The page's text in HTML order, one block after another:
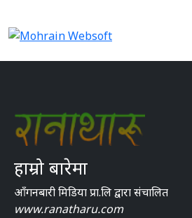
हाम्रो बारेमा
आँगनबारी मिडिया प्रा.लि द्वारा संचालित
www.ranatharu.com